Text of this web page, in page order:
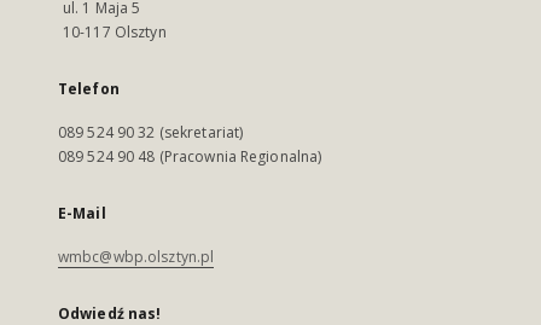
ul. 1 Maja 5
10-117 Olsztyn
Telefon
089 524 90 32 (sekretariat)
089 524 90 48 (Pracownia Regionalna)
E-Mail
wmbc@wbp.olsztyn.pl
Odwiedź nas!